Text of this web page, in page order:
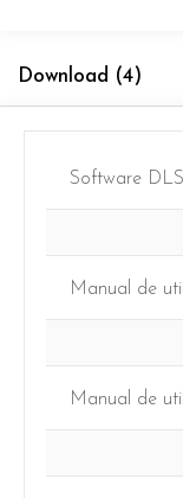
Download (4)
Software
Manual de
Manual de